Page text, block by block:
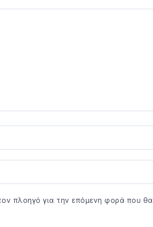
πλοηγό για την επόμενη φορά που θα